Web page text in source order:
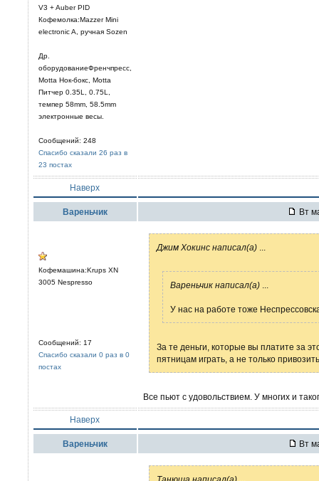
V3 + Auber PID
Кофемолка:Mazzer Mini
electronic A, ручная Sozen
Др.
оборудованиеФренчпресс,
Motta Нок-бокс, Motta
Питчер 0.35L, 0.75L,
темпер 58mm, 58.5mm
электронные весы.
Сообщений: 248
Спасибо сказали 26 раз в
23 постах
Наверх
Вареньчик Вт
Кофемашина:Krups XN
3005 Nespresso
Сообщений: 17
Спасибо сказали 0 раз в 0
постах
Джим Хокинс написал(а)
Вареньчик написал(а)
У нас на работе тоже
За те деньги, которые вы платите за
пятницам играть, а не только
Все пьют с удовольствием. У многих и
Наверх
Вареньчик Вт